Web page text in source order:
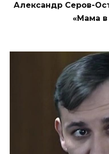
Александр Серов-
«Мама в